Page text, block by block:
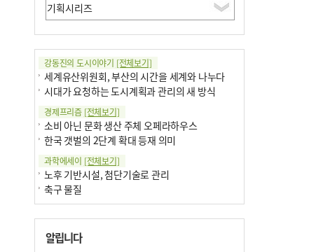
강동진의 도시이야기 [전체보기]
세계유산위원회, 부산의 시간을 세계와 나누다
시대가 요청하는 도시계획과 관리의 새 방식
경제프리즘 [전체보기]
소비 아닌 문화 생산 주체 오페라하우스
한국 갯벌의 2단계 확대 등재 의미
과학에세이 [전체보기]
노후 기반시설, 첨단기술로 관리
축구 물질
‘기억 자산’을 ‘기억’하기
부정선거
알립니다